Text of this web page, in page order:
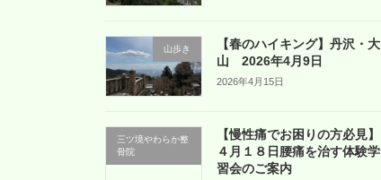
山歩き
【春のハイキング】丹沢・大
山 2026年4月9日
2026年4月15日
三ツ境やわらか整
骨院
【慢性痛でお困りの方必見】
４月１８日腰痛を治す体験学
習会のご案内